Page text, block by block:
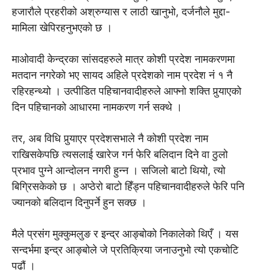
हजाराैले प्रहरीको अश्रुग्यास र लाठी खानुभो, दर्जनाैले मुद्दा-
मामिला खेपिरहनुभएको छ ।
माओवादी केन्द्रका सांसदहरुले मात्र कोशी प्रदेश नामकरणमा
मतदान नगरेको भए सायद अहिले प्रदेशको नाम प्रदेश नं १ नै
रहिरहन्थ्यो । उत्पीडित पहिचानवादीहरुले आफ्नाे शक्ति पुर्‍याएकाे
दिन पहिचानको आधारमा नामकरण गर्न सक्थे ।
तर, अब विधि पुर्‍याएर प्रदेशसभाले नै कोशी प्रदेश नाम
राखिसकेपछि त्यसलाई खारेज गर्न फेरि बलिदान दिने वा ठुलो
प्रभाव पुग्ने आन्दोलन नगरी हुन्न । सजिलो बाटो थियो, त्यो
बिग्रिसकेको छ । अप्ठेरो बाटो हिँड्न पहिचानवादीहरुले फेरि पनि
ज्यानको बलिदान दिनुपर्ने हुन सक्छ ।
मैले प्रसंग मुक्कुमलुङ र इन्द्र आङ्बोको निकालेको थिएँ । यस
सन्दर्भमा इन्द्र आङ्बोले जे प्रतिक्रिया जनाउनुभो त्यो एकचोटि
पढौं ।